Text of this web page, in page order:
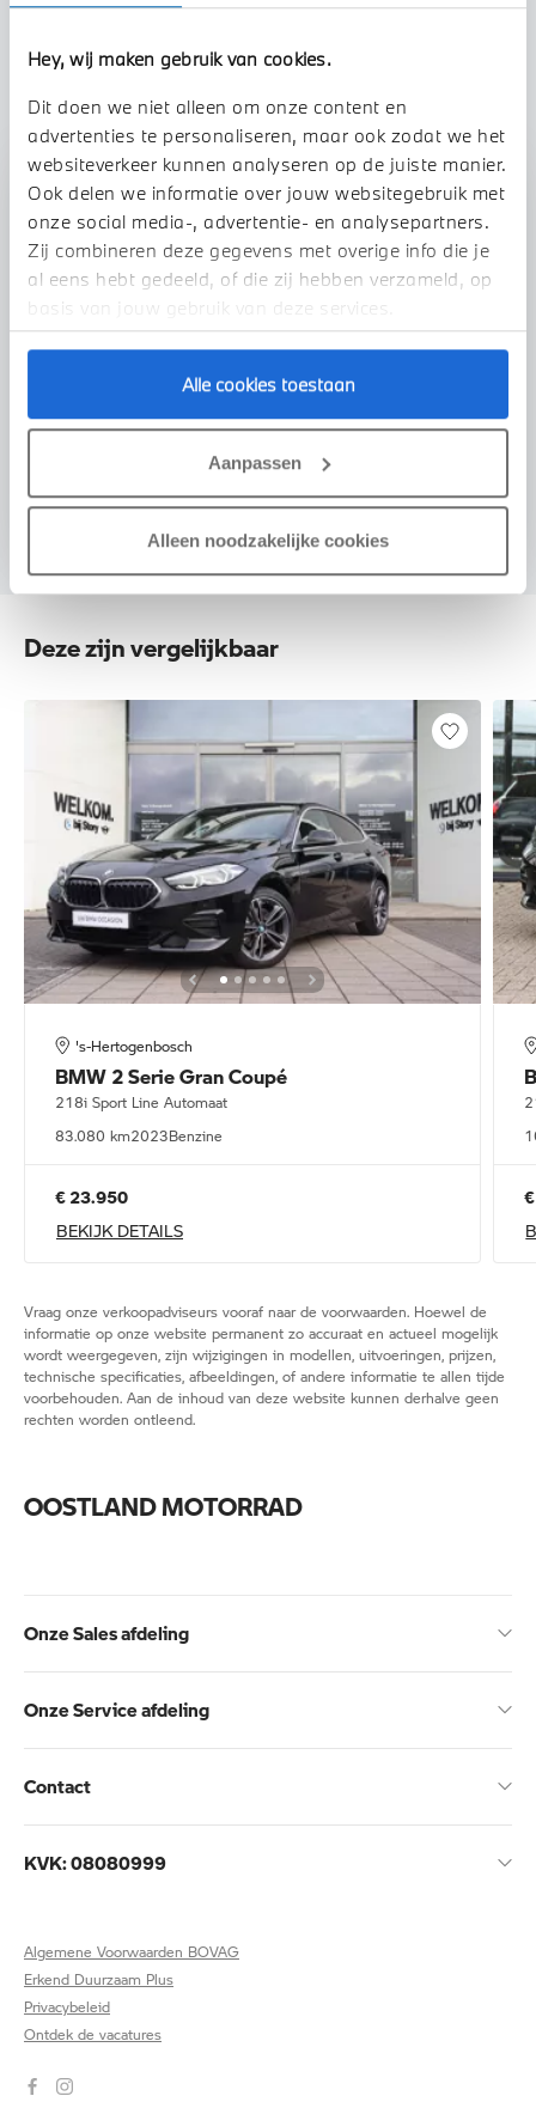
Hey, wij maken gebruik van cookies.
Dit doen we niet alleen om onze content en
advertenties te personaliseren, maar ook zodat we het
websiteverkeer kunnen analyseren op de juiste manier.
Ook delen we informatie over jouw websitegebruik met
onze social media-, advertentie- en analysepartners.
Zij combineren deze gegevens met overige info die je
al eens hebt gedeeld, of die zij hebben verzameld, op
basis van jouw gebruik van deze services.
Alle cookies toestaan
Aanpassen
Alleen noodzakelijke cookies
Stap 1 van 3
Uw auto inruilen?
VOORSTEL AANVRAGEN
Deze zijn vergelijkbaar
's-Hertogenbosch
BMW 2 Serie Gran Coupé
218i Sport Line Automaat
83.080 km2023Benzine
€ 23.950
BEKIJK DETAILS
Vraag onze verkoopadviseurs vooraf naar de voorwaarden. Hoewel de
informatie op onze website permanent zo accuraat en actueel mogelijk
wordt weergegeven, zijn wijzigingen in modellen, uitvoeringen, prijzen,
technische specificaties, afbeeldingen, of andere informatie te allen tijde
voorbehouden. Aan de inhoud van deze website kunnen derhalve geen
rechten worden ontleend.
OOSTLAND MOTORRAD
Onze Sales afdeling
Onze Service afdeling
Contact
KVK: 08080999
Algemene Voorwaarden BOVAG
Erkend Duurzaam Plus
Privacybeleid
Ontdek de vacatures